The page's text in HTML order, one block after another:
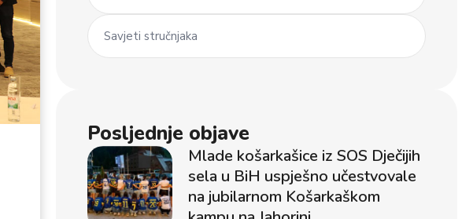
Savjeti stručnjaka
Posljednje objave
Mlade košarkašice iz SOS Dječijih
sela u BiH uspješno učestvovale
na jubilarnom Košarkaškom